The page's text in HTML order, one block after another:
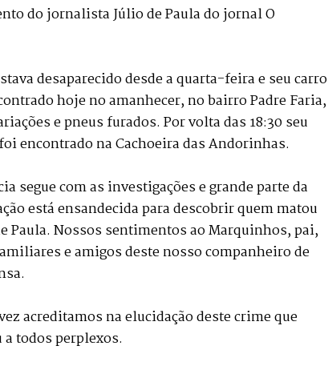
do jornalista Júlio de Paula do jornal O
desaparecido desde a quarta-feira e seu carro
hoje no amanhecer, no bairro Padre Faria,
e pneus furados. Por volta das 18:30 seu
encontrado na Cachoeira das Andorinhas.
segue com as investigações e grande parte da
está ensandecida para descobrir quem matou
Paula. Nossos sentimentos ao Marquinhos, pai,
e amigos deste nosso companheiro de
acreditamos na elucidação deste crime que
a todos perplexos.